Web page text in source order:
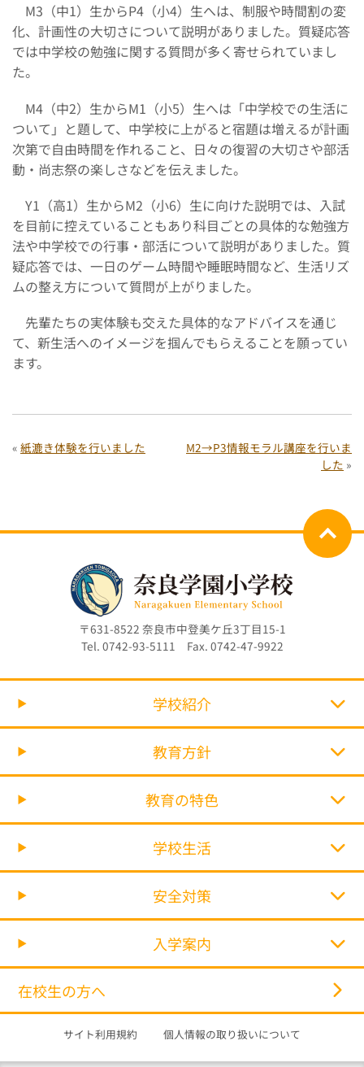
M3（中1）生からP4（小4）生へは、制服や時間割の変
化、計画性の大切さについて説明がありました。質疑応答
では中学校の勉強に関する質問が多く寄せられていまし
た。
M4（中2）生からM1（小5）生へは「中学校での生活に
ついて」と題して、中学校に上がると宿題は増えるが計画
次第で自由時間を作れること、日々の復習の大切さや部活
動・尚志祭の楽しさなどを伝えました。
Y1（高1）生からM2（小6）生に向けた説明では、入試
を目前に控えていることもあり科目ごとの具体的な勉強方
法や中学校での行事・部活について説明がありました。質
疑応答では、一日のゲーム時間や睡眠時間など、生活リズ
ムの整え方について質問が上がりました。
先輩たちの実体験も交えた具体的なアドバイスを通じ
て、新生活へのイメージを掴んでもらえることを願ってい
ます。
« 紙漉き体験を行いました
M2→P3情報モラル講座を行いま
した »
〒631-8522 奈良市中登美ケ丘3丁目15-1
Tel. 0742-93-5111 Fax. 0742-47-9922
学校紹介
教育方針
教育の特色
学校生活
安全対策
入学案内
在校生の方へ
サイト利用規約 個人情報の取り扱いについて